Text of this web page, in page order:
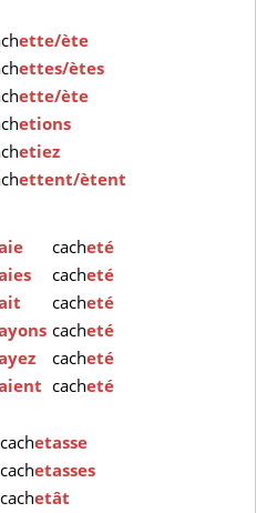
ette/ète
ettes/ètes
ette/ète
etions
etiez
ettent/ètent
cacheté
cacheté
cacheté
cacheté
cacheté
cacheté
cachetasse
cachetasses
cachetât